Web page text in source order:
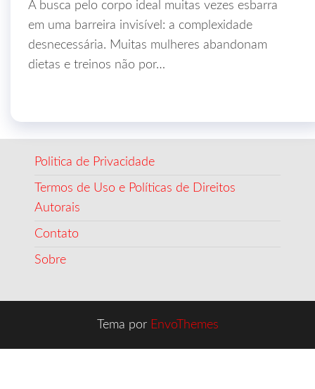
A busca pelo corpo ideal muitas vezes esbarra
em uma barreira invisível: a complexidade
desnecessária. Muitas mulheres abandonam
dietas e treinos não por…
Politica de Privacidade
Termos de Uso e Políticas de Direitos
Autorais
Contato
Sobre
Tema por EnvoThemes